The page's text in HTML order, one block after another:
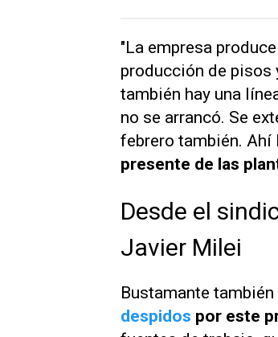
"La empresa
producción de pisos
también hay una
no se arrancó. Se
febrero también. Ahí
presente de las
Desde el
Javier Milei
Bustamante también
despidos por este